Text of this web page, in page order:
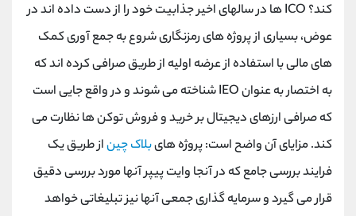
کند؟ ICO ها در سالهای اخیر جذابیت خود را از دست داده اند در
عوض، بسیاری از پروژه های رمزنگاری شروع به جمع آوری کمک
های مالی با استفاده از عرضه اولیه از طریق صرافی کرده اند که
به اختصار به عنوان IEO شناخته می شوند و در واقع جایی است
که صرافی ارزهای دیجیتال بر خرید و فروش توکن ها نظارت می
کند. مزایای آن واضح است: پروژه هایبلاک چیناز طریق یک
فرایند بررسی جامع که در آنجا وایت پیپر آنها مورد بررسی دقیق
قرار می گیرد و سرمایه گذاری جمعی آنها نیز تبلیغاتی خواهد
اینستاگرام @alireza.mehrabii
@alirezamehrabi_com